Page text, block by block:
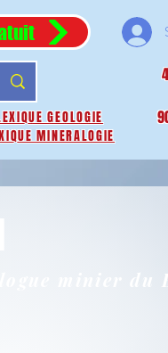
GEOLOGIE
MINERALOGIE
minier du